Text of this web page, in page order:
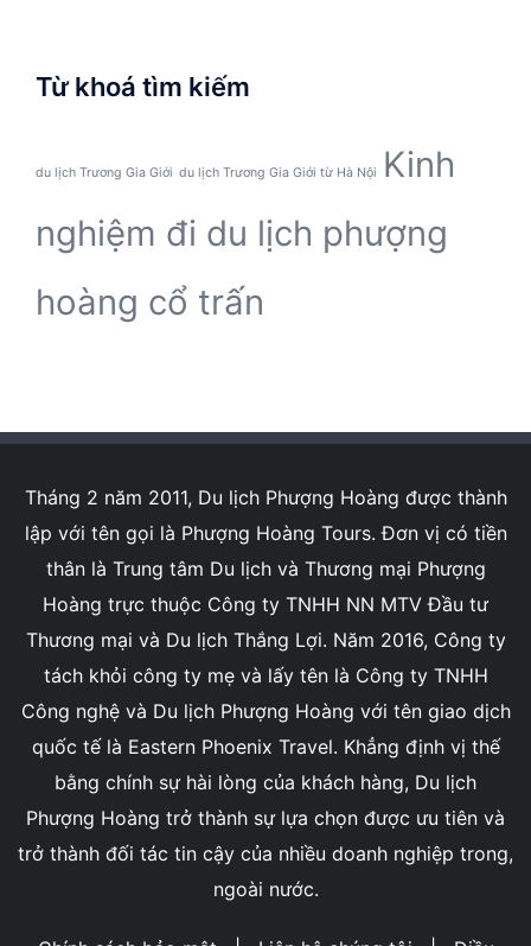
Từ khoá tìm kiếm
du lịch Trương Gia Giới du lịch Trương Gia Giới từ Hà Nội
Kinh
nghiệm đi du lịch phượng
hoàng cổ trấn
Tháng 2 năm 2011, Du lịch Phượng Hoàng được thành
lập với tên gọi là Phượng Hoàng Tours. Đơn vị có tiền
thân là Trung tâm Du lịch và Thương mại Phượng
Hoàng trực thuộc Công ty TNHH NN MTV Đầu tư
Thương mại và Du lịch Thắng Lợi. Năm 2016, Công ty
tách khỏi công ty mẹ và lấy tên là Công ty TNHH
Công nghệ và Du lịch Phượng Hoàng với tên giao dịch
quốc tế là Eastern Phoenix Travel. Khẳng định vị thế
bằng chính sự hài lòng của khách hàng, Du lịch
Phượng Hoàng trở thành sự lựa chọn được ưu tiên và
trở thành đối tác tin cậy của nhiều doanh nghiệp trong,
ngoài nước.